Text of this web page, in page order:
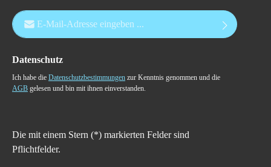
E-Mail-Adresse*
Datenschutz
Ich habe die Datenschutzbestimmungen zur Kenntnis genommen und die
AGB gelesen und bin mit ihnen einverstanden.
Die mit einem Stern (*) markierten Felder sind
Pflichtfelder.